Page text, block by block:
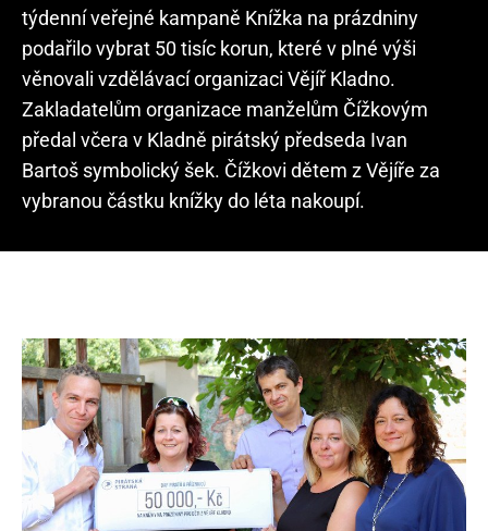
týdenní veřejné kampaně Knížka na prázdniny
podařilo vybrat 50 tisíc korun, které v plné výši
věnovali vzdělávací organizaci Vějíř Kladno.
Zakladatelům organizace manželům Čížkovým
předal včera v Kladně pirátský předseda Ivan
Bartoš symbolický šek. Čížkovi dětem z Vějíře za
vybranou částku knížky do léta nakoupí.